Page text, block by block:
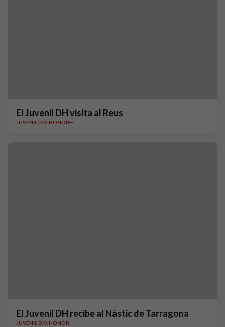
El Juvenil DH visita al Reus
JUVENIL DIV. HONOR
El Juvenil DH recibe al Nàstic de Tarragona
JUVENIL DIV. HONOR